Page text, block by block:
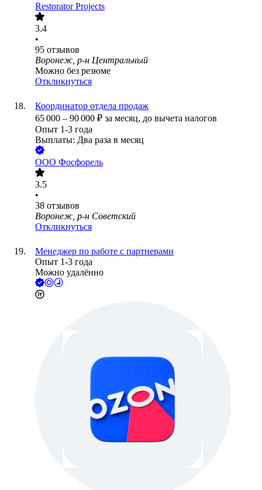
Restorator Projects
3.4
•
95 отзывов
Воронеж, р-н Центральный
Можно без резюме
Откликнуться
Координатор отдела продаж
65 000 – 90 000 ₽ за месяц, до вычета налогов
Опыт 1-3 года
Выплаты: Два раза в месяц
ООО Фосфорель
3.5
•
38 отзывов
Воронеж, р-н Советский
Откликнуться
Менеджер по работе с партнерами
Опыт 1-3 года
Можно удалённо